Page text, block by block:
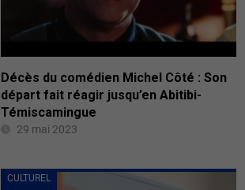
Décès du comédien Michel Côté : Son
départ fait réagir jusqu’en Abitibi-
Témiscamingue
29 mai 2023
CULTUREL